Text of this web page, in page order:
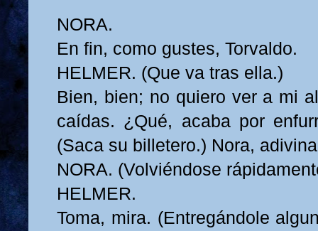
NORA.
En fin, como gustes, Torvaldo.
HELMER. (Que va tras ella.)
Bien, bien; no quiero ver a mi
caídas. ¿Qué, acaba por
(Saca su billetero.) Nora,
NORA. (Volviéndose
HELMER.
Toma, mira. (Entregándole